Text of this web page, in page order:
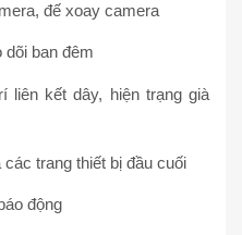
đế xoay camera
dõi ban đêm
liên kết dây, hiện trạng già
trang thiết bị đầu cuối
động